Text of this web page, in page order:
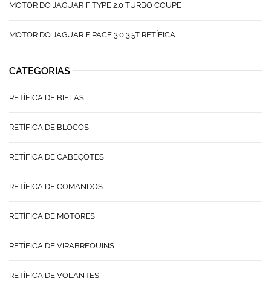
MOTOR DO JAGUAR F TYPE 2.0 TURBO COUPE
MOTOR DO JAGUAR F PACE 3.0 3.5T RETÍFICA
CATEGORIAS
RETÍFICA DE BIELAS
RETÍFICA DE BLOCOS
RETÍFICA DE CABEÇOTES
RETÍFICA DE COMANDOS
RETÍFICA DE MOTORES
RETÍFICA DE VIRABREQUINS
RETÍFICA DE VOLANTES